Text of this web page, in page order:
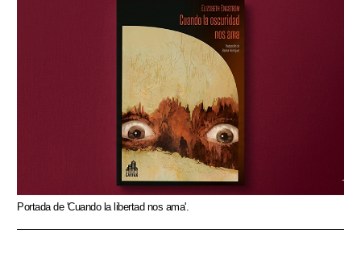
Portada de 'Cuando la libertad nos ama'.